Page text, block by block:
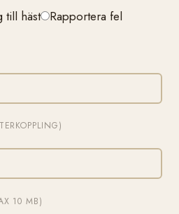
till häst Rapportera fel
10 MB)